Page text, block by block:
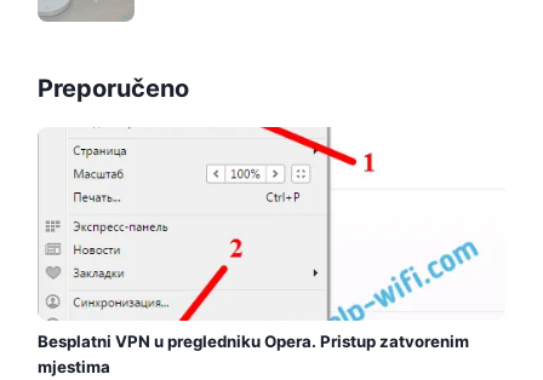
Preporučeno
Besplatni VPN u pregledniku Opera. Pristup zatvorenim
mjestima